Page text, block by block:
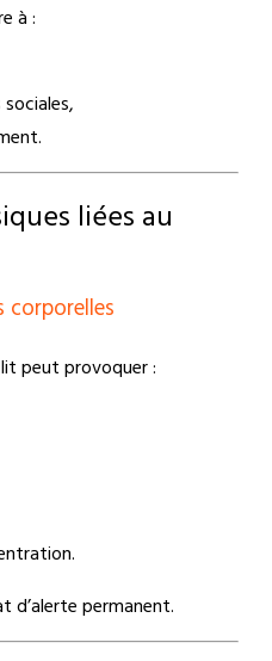
à :
liées au
peut provoquer :
d’alerte permanent.